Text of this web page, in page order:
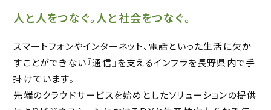
人と人をつなぐ。人と社会をつなぐ。
スマートフォンやインターネット、電話といった生活に欠か
すことができない『通信』を支えるインフラを長野県内で手
掛けています。
先端のクラウドサービスを始めとしたソリューションの提供